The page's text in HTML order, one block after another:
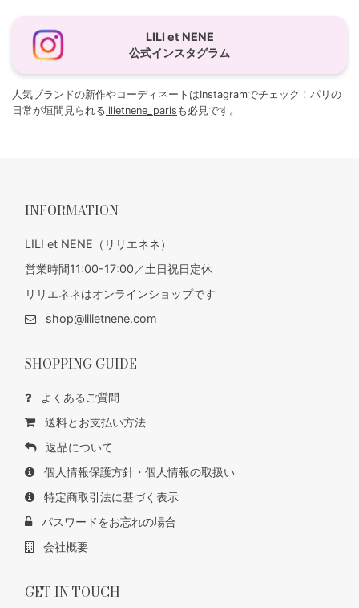
LILI et NENE
公式インスタグラム
人気ブランドの新作やコーディネートはInstagramでチェック！パリの
日常が垣間見られるlilietnene_paris も必見です。
INFORMATION
LILI et NENE（リリエネネ）
営業時間11:00-17:00／土日祝日定休
リリエネネはオンラインショップです
shop@lilietnene.com
SHOPPING GUIDE
よくあるご質問
送料とお支払い方法
返品について
個人情報保護方針・個人情報の取扱い
特定商取引法に基づく表示
パスワードをお忘れの場合
会社概要
GET IN TOUCH